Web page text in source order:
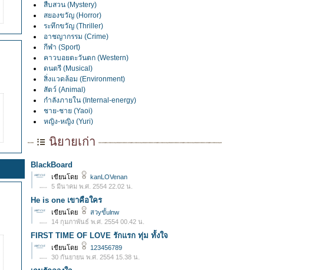
สืบสวน (Mystery)
สยองขวัญ (Horror)
ระทึกขวัญ (Thriller)
อาชญากรรม (Crime)
กีฬา (Sport)
คาวบอยตะวันตก (Western)
ดนตรี (Musical)
สิ่งแวดล้อม (Environment)
สัตว์ (Animal)
กำลังภายใน (Internal-energy)
ชาย-ชาย (Yaoi)
หญิง-หญิง (Yuri)
นิยายเก่า
BlackBoard
เขียนโดย
kanLOVenan
5 มีนาคม พ.ศ. 2554 22.02 น.
He is one เขาคือใคร
เขียนโดย
สวyขั้ulnw
14 กุมภาพันธ์ พ.ศ. 2554 00.42 น.
FIRST TIME OF LOVE รักแรก ทุ่ม ทั้งใจ
เขียนโดย
123456789
30 กันยายน พ.ศ. 2554 15.38 น.